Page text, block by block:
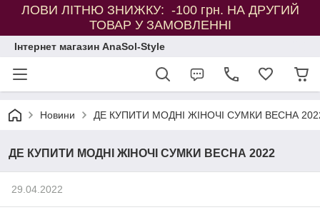
ЛОВИ ЛІТНЮ ЗНИЖКУ: -100 грн. НА ДРУГИЙ
ТОВАР У ЗАМОВЛЕННІ
Інтернет магазин AnaSol-Style
Новини ДЕ КУПИТИ МОДНІ ЖІНОЧІ СУМКИ ВЕСНА
ДЕ КУПИТИ МОДНІ ЖІНОЧІ СУМКИ ВЕСНА 2022
29.04.2022